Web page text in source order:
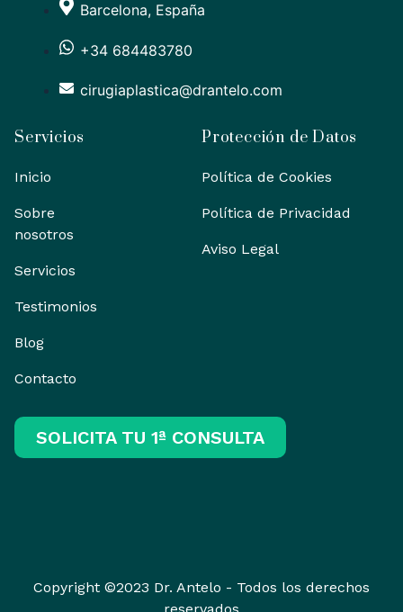
Barcelona, España
+34 684483780
cirugiaplastica@drantelo.com
Servicios
Inicio
Sobre
nosotros
Servicios
Testimonios
Blog
Contacto
Protección de Datos
Política de Cookies
Política de Privacidad
Aviso Legal
SOLICITA TU 1ª CONSULTA
Copyright ©2023 Dr. Antelo - Todos los derechos
reservados